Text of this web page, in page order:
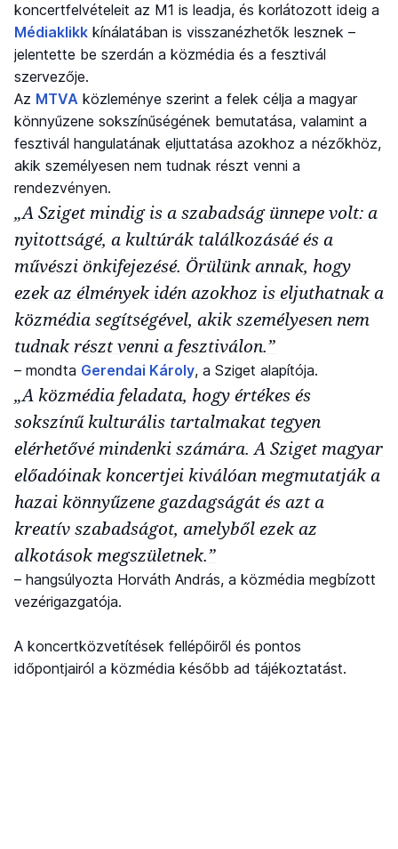
koncertfelvételeit az M1 is leadja, és korlátozott ideig a
Médiaklikk kínálatában is visszanézhetők lesznek –
jelentette be szerdán a közmédia és a fesztivál
szervezője.
Az MTVA közleménye szerint a felek célja a magyar
könnyűzene sokszínűségének bemutatása, valamint a
fesztivál hangulatának eljuttatása azokhoz a nézőkhöz,
akik személyesen nem tudnak részt venni a
rendezvényen.
„A Sziget mindig is a szabadság ünnepe volt: a
nyitottságé, a kultúrák találkozásáé és a
művészi önkifejezésé. Örülünk annak, hogy
ezek az élmények idén azokhoz is eljuthatnak a
közmédia segítségével, akik személyesen nem
tudnak részt venni a fesztiválon.”
– mondta Gerendai Károly, a Sziget alapítója.
„A közmédia feladata, hogy értékes és
sokszínű kulturális tartalmakat tegyen
elérhetővé mindenki számára. A Sziget magyar
előadóinak koncertjei kiválóan megmutatják a
hazai könnyűzene gazdagságát és azt a
kreatív szabadságot, amelyből ezek az
alkotások megszületnek.”
– hangsúlyozta Horváth András, a közmédia megbízott
vezérigazgatója.
A koncertközvetítések fellépőiről és pontos
időpontjairól a közmédia később ad tájékoztatást.